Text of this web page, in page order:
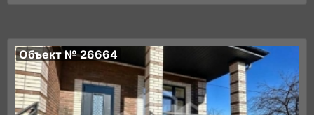
Объект № 26664